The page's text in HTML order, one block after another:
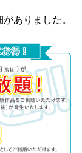
ありました。